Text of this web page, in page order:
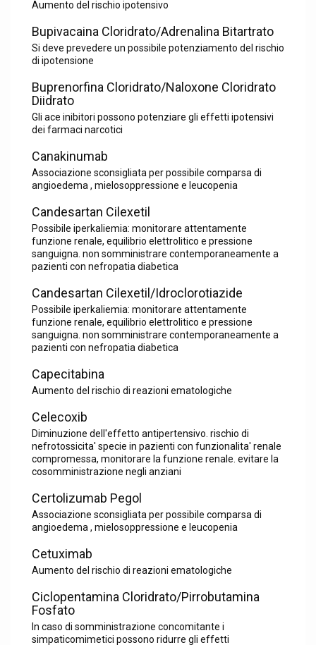
Aumento del rischio ipotensivo
Bupivacaina Cloridrato/Adrenalina Bitartrato
Si deve prevedere un possibile potenziamento del rischio
di ipotensione
Buprenorfina Cloridrato/Naloxone Cloridrato
Diidrato
Gli ace inibitori possono potenziare gli effetti ipotensivi
dei farmaci narcotici
Canakinumab
Associazione sconsigliata per possibile comparsa di
angioedema , mielosoppressione e leucopenia
Candesartan Cilexetil
Possibile iperkaliemia: monitorare attentamente
funzione renale, equilibrio elettrolitico e pressione
sanguigna. non somministrare contemporaneamente a
pazienti con nefropatia diabetica
Candesartan Cilexetil/Idroclorotiazide
Possibile iperkaliemia: monitorare attentamente
funzione renale, equilibrio elettrolitico e pressione
sanguigna. non somministrare contemporaneamente a
pazienti con nefropatia diabetica
Capecitabina
Aumento del rischio di reazioni ematologiche
Celecoxib
Diminuzione dell'effetto antipertensivo. rischio di
nefrotossicita' specie in pazienti con funzionalita' renale
compromessa, monitorare la funzione renale. evitare la
cosomministrazione negli anziani
Certolizumab Pegol
Associazione sconsigliata per possibile comparsa di
angioedema , mielosoppressione e leucopenia
Cetuximab
Aumento del rischio di reazioni ematologiche
Ciclopentamina Cloridrato/Pirrobutamina
Fosfato
In caso di somministrazione concomitante i
simpaticomimetici possono ridurre gli effetti